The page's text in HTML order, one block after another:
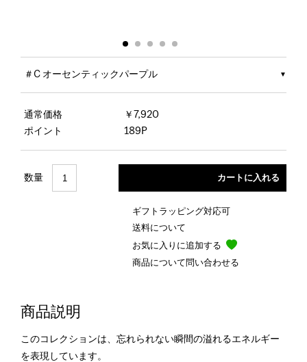
＃C オーセンティックパープル
通常価格
￥7,920
ポイント
189P
数量
ギフトラッピング対応可
送料について
お気に入りに追加する
商品について問い合わせる
商品説明
このコレクションは、忘れられない瞬間の溢れるエネルギー
を表現しています。